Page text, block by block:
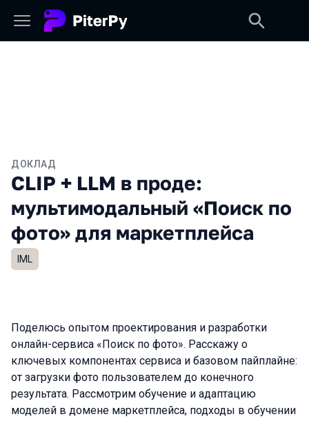
ДОКЛАД
CLIP + LLM в проде:
мультимодальный «Поиск по
фото» для маркетплейса
IML
Поделюсь опытом проектирования и разработки
онлайн-сервиса «Поиск по фото». Расскажу о
ключевых компонентах сервиса и базовом пайплайне:
от загрузки фото пользователем до конечного
результата. Рассмотрим обучение и адаптацию
моделей в домене маркетплейса, подходы в обучении